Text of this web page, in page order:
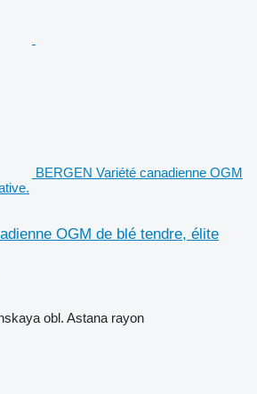
BERGEN Variété canadienne OGM
OGM de blé tendre, élite
obl. Astana rayon